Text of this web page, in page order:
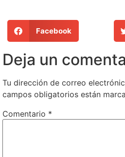
Facebook
Deja un
Tu dirección de correo
campos obligatorios están
Comentario *